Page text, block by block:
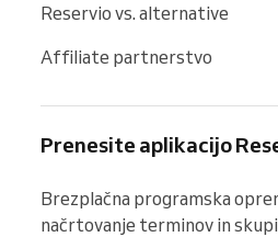
Reservio vs. alternative
Affiliate partnerstvo
Prenesite aplikacijo
Brezplačna programska
načrtovanje terminov in